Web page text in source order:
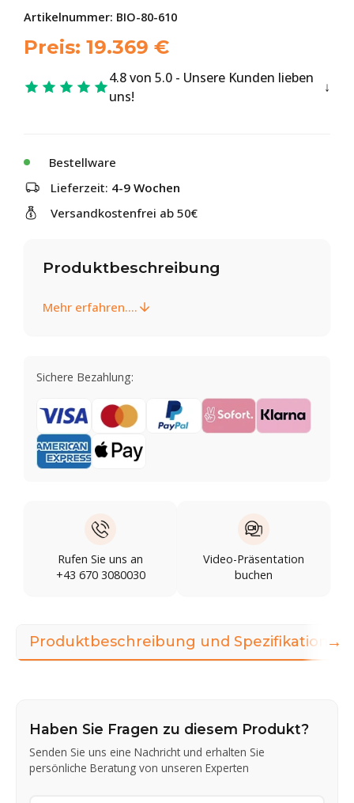
Artikelnummer: BIO-80-610
Preis: 19.369 €
4.8 von 5.0 - Unsere Kunden lieben
uns!
Bestellware
Lieferzeit: 4-9 Wochen
Versandkostenfrei ab 50€
Produktbeschreibung
Mehr erfahren....
Sichere Bezahlung:
Rufen Sie uns an
+43 670 3080030
Video-Präsentation
buchen
Produktbeschreibung und Spezifikationen
Haben Sie Fragen zu diesem Produkt?
Senden Sie uns eine Nachricht und erhalten Sie
persönliche Beratung von unseren Experten
→